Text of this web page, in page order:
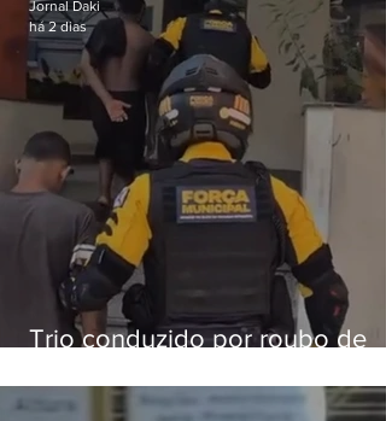
Trio conduzido por roubo de
passagens
Jornal Daki
há 2 dias